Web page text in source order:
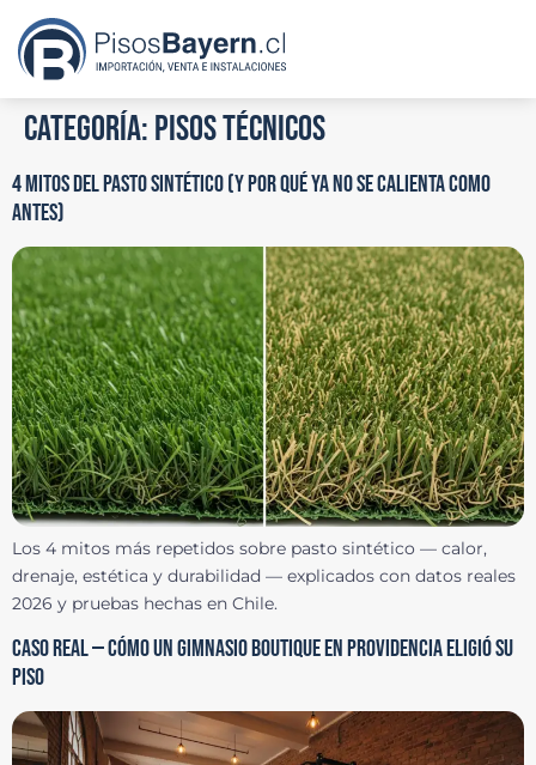
Categoría:Pisos Técnicos
4 MITOS DEL PASTO SINTÉTICO (Y POR QUÉ YA NO SE CALIENTA COMO
ANTES)
Los 4 mitos más repetidos sobre pasto sintético — calor,
drenaje, estética y durabilidad — explicados con datos reales
2026 y pruebas hechas en Chile.
CASO REAL — CÓMO UN GIMNASIO BOUTIQUE EN PROVIDENCIA ELIGIÓ SU
PISO